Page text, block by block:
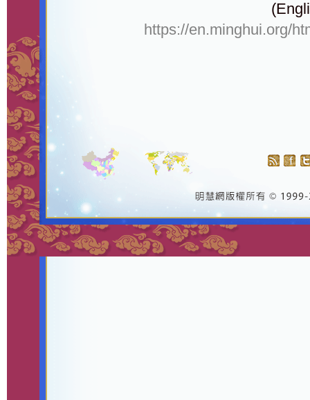
https://en.minghui.org/